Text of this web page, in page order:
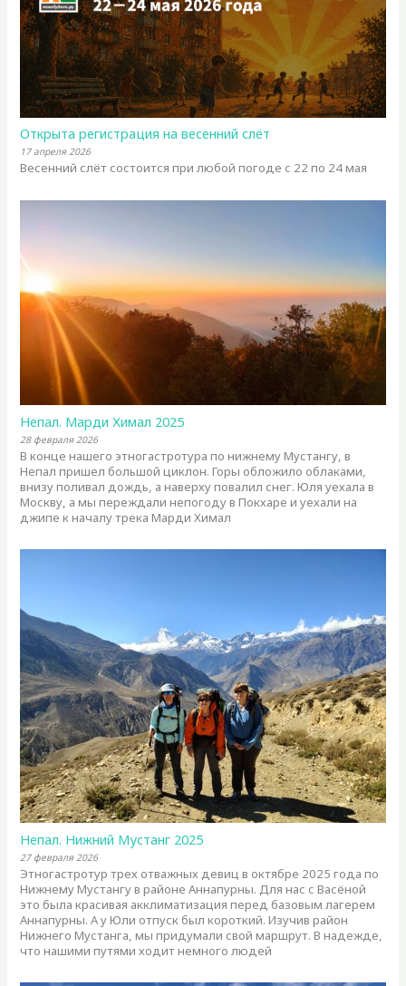
Открыта регистрация на весенний слёт
17 апреля 2026
Весенний слёт состоится при любой погоде с 22 по 24 мая
Непал. Марди Химал 2025
28 февраля 2026
В конце нашего этногастротура по нижнему Мустангу, в
Непал пришел большой циклон. Горы обложило облаками,
внизу поливал дождь, а наверху повалил снег. Юля уехала в
Москву, а мы переждали непогоду в Покхаре и уехали на
джипе к началу трека Марди Химал
Непал. Нижний Мустанг 2025
27 февраля 2026
Этногастротур трех отважных девиц в октябре 2025 года по
Нижнему Мустангу в районе Аннапурны. Для нас с Васёной
это была красивая акклиматизация перед базовым лагерем
Аннапурны. А у Юли отпуск был короткий. Изучив район
Нижнего Мустанга, мы придумали свой маршрут. В надежде,
что нашими путями ходит немного людей